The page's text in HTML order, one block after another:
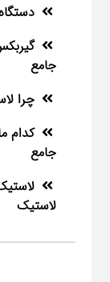
جامع
چرا
کدام
جامع
لاستیک